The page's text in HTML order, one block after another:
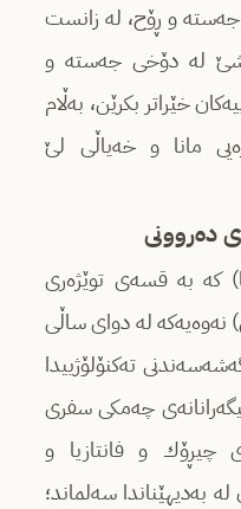
جەستە و ڕۆح، لە زانست
لە دۆخی جەستە و
خێراتر بكرێن، بەڵام
مانا و خەیاڵی لێ
دەروونی
کە بە قسەی توێژەری
نەوەیەكە لە دوای ساڵی
لە گەشەسەندنی تەکنۆلۆژییدا
چەمكی سفری
چیڕۆك و فانتازیا و
بەدیهێناندا سەلماند؛